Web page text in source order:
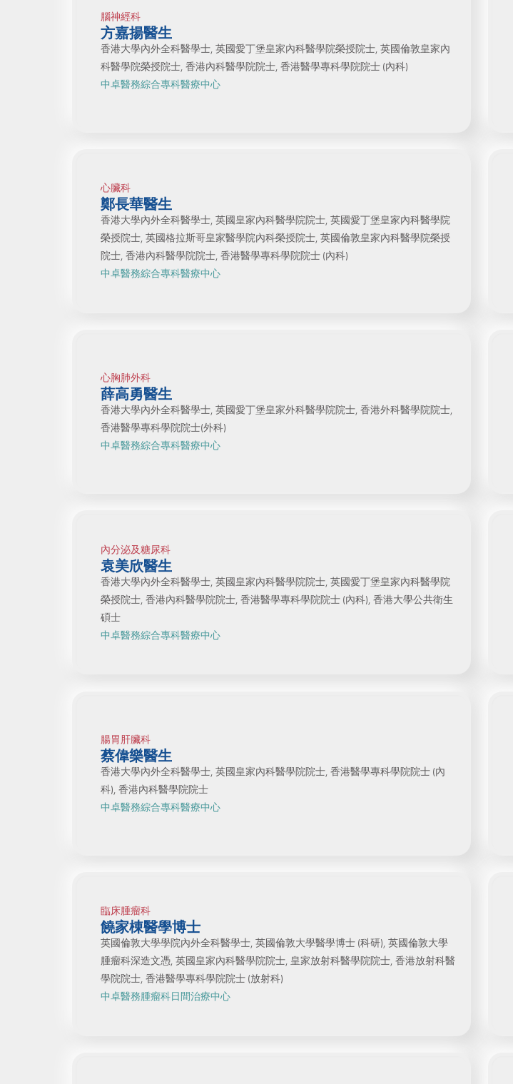
腦神經科
方嘉揚醫生
香港大學內外全科醫學士, 英國愛丁堡皇家內科醫學院榮授院士, 英國倫敦皇家內
科醫學院榮授院士, 香港內科醫學院院士, 香港醫學專科學院院士 (內科)
中卓醫務綜合專科醫療中心
心臟科
鄭長華醫生
香港大學內外全科醫學士, 英國皇家內科醫學院院士, 英國愛丁堡皇家內科醫學院
榮授院士, 英國格拉斯哥皇家醫學院內科榮授院士, 英國倫敦皇家內科醫學院榮授
院士, 香港內科醫學院院士, 香港醫學專科學院院士 (內科)
中卓醫務綜合專科醫療中心
心胸肺外科
薛高勇醫生
香港大學內外全科醫學士, 英國愛丁堡皇家外科醫學院院士, 香港外科醫學院院士,
香港醫學專科學院院士(外科)
中卓醫務綜合專科醫療中心
內分泌及糖尿科
袁美欣醫生
香港大學內外全科醫學士, 英國皇家內科醫學院院士, 英國愛丁堡皇家內科醫學院
榮授院士, 香港內科醫學院院士, 香港醫學專科學院院士 (內科), 香港大學公共衛生
碩士
中卓醫務綜合專科醫療中心
腸胃肝臟科
蔡偉樂醫生
香港大學內外全科醫學士, 英國皇家內科醫學院院士, 香港醫學專科學院院士 (內
科), 香港內科醫學院院士
中卓醫務綜合專科醫療中心
臨床腫瘤科
饒家棟醫學博士
英國倫敦大學學院內外全科醫學士, 英國倫敦大學醫學博士 (科研), 英國倫敦大學
腫瘤科深造文憑, 英國皇家內科醫學院院士, 皇家放射科醫學院院士, 香港放射科醫
學院院士, 香港醫學專科學院院士 (放射科)
中卓醫務腫瘤科日間治療中心